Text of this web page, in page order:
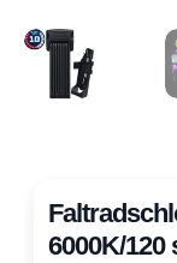
6000K/120